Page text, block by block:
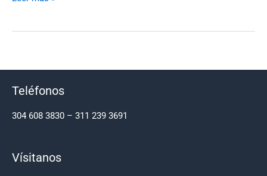
Teléfonos
304 608 3830 – 311 239 3691
Vísitanos